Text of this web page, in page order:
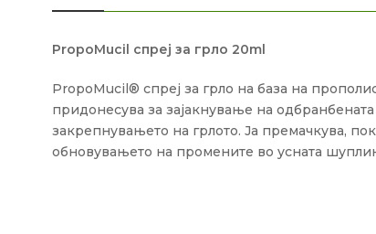
PropoMucil спреј за грло 20ml
PropoMucil® спреј за грло на база на
придонесува за зајакнување на
закрепнувањето на грлото. Ја премачкува,
обновувањето на промените во усната